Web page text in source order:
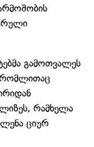
გამოთვალეს
რომლითაც
რამხელა
ციურ